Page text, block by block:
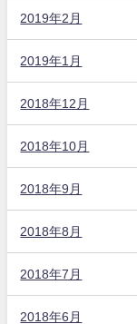
2019年2月
2019年1月
2018年12月
2018年10月
2018年9月
2018年8月
2018年7月
2018年6月